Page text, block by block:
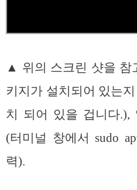
▲ 위의 스크린 샷을 참
키지가 설치되어 있는
치 되어 있을 겁니다.),
(터미널 창에서 sudo
력).